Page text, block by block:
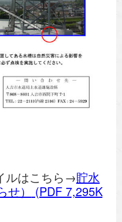
ルはこちら→貯水
）
(PDF 7,295K